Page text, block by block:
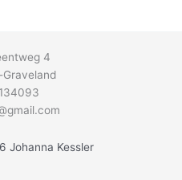
4
Graveland
Johanna Kessler